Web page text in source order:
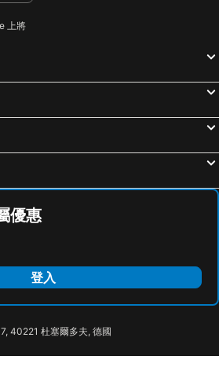
Hotel Skypark Myeongdong 2
GLOCALOCA
Fraser Place Central Seoul
Gyeongbokgung
Tour
Jongno
Sadang
Cheonan station
Seoul Museum of Art
Deoksugung Palace Royal Guard-Changing Ceremony
上將
優惠
登入
40221 杜塞爾多夫, 德國